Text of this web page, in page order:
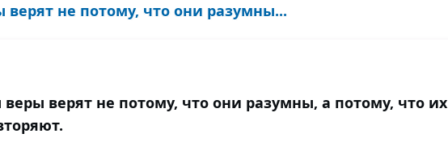
верят не потому, что они разумны...
верят не потому, что они разумны, а потому, что их